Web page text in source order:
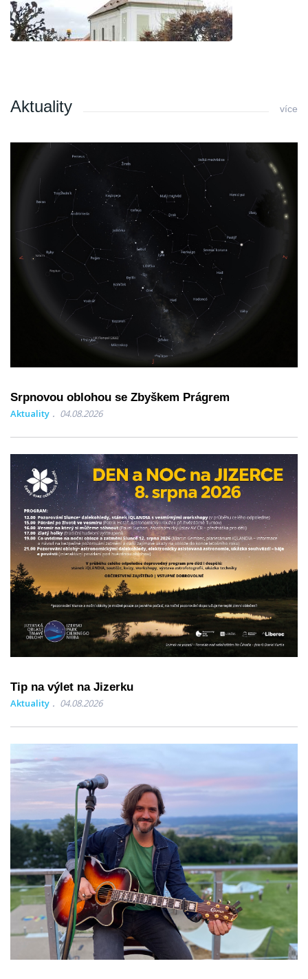
Aktuality více
Srpnovou oblohou se Zbyškem Prágrem
Aktuality 04.08.2026
Tip na výlet na Jizerku
Aktuality 04.08.2026